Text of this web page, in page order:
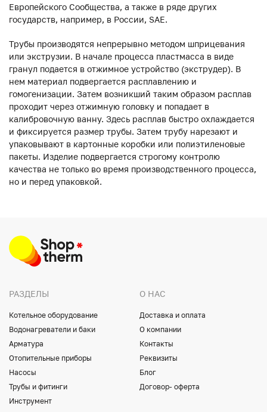
Европейского Сообщества, а также в ряде других
государств, например, в России, SAE.
Трубы производятся непрерывно методом шприцевания
или экструзии. В начале процесса пластмасса в виде
гранул подается в отжимное устройство (экструдер). В
нем материал подвергается расплавлению и
гомогенизации. Затем возникший таким образом расплав
проходит через отжимную головку и попадает в
калибровочную ванну. Здесь расплав быстро охлаждается
и фиксируется размер трубы. Затем трубу нарезают и
упаковывают в картонные коробки или полиэтиленовые
пакеты. Изделие подвергается строгому контролю
качества не только во время производственного процесса,
но и перед упаковкой.
РАЗДЕЛЫ
Котельное оборудование
Водонагреватели и баки
Арматура
Отопительные приборы
Насосы
Трубы и фитинги
Инструмент
О НАС
Доставка и оплата
О компании
Контакты
Реквизиты
Блог
Договор- оферта